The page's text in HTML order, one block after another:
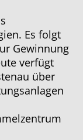
Es folgt
Gewinnung
verfügt
über